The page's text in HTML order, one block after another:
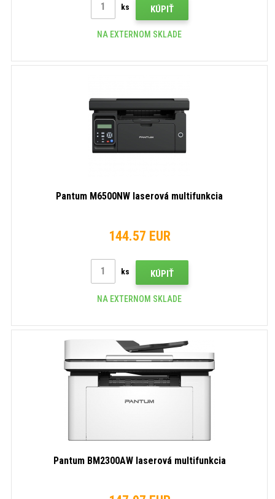
ks KÚPIŤ
NA EXTERNOM SKLADE
Pantum M6500NW laserová multifunkcia
144.57 EUR
ks KÚPIŤ
NA EXTERNOM SKLADE
Pantum BM2300AW laserová multifunkcia